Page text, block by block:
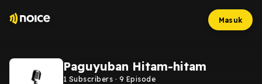
Masuk
Paguyuban Hitam-hitam
1 Subscribers · 9 Episode